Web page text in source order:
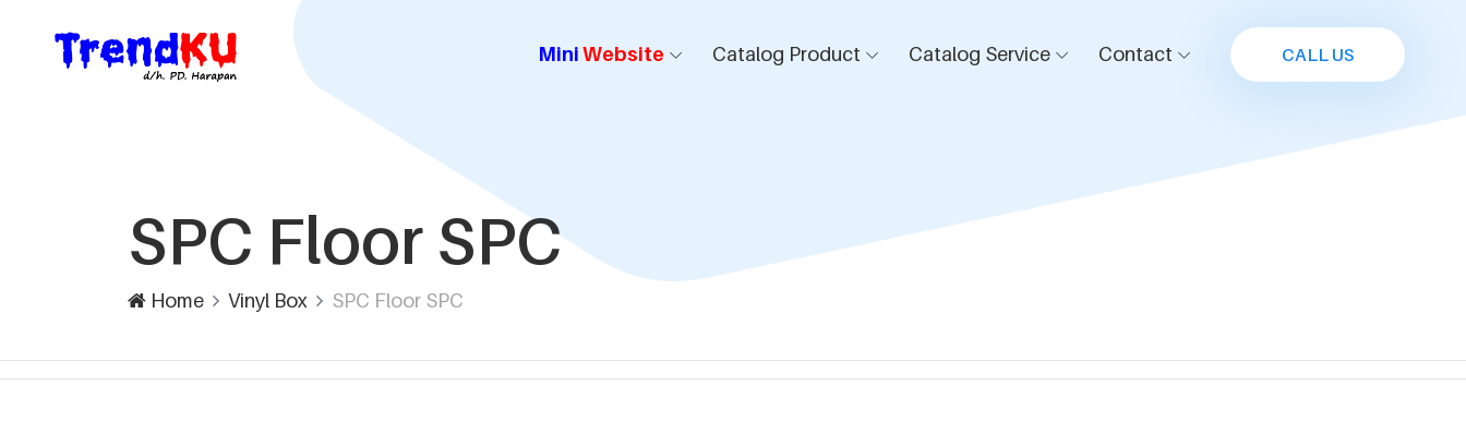
MiniWebsite Catalog Product Catalog Service Contact CALL US
SPC Floor SPC
Home Vinyl Box SPC Floor SPC